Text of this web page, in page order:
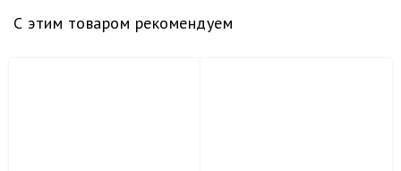
С этим товаром рекомендуем